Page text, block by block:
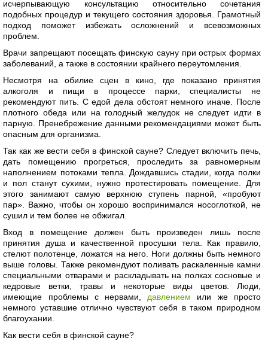
исчерпывающую консультацию относительно сочетания
подобных процедур и текущего состояния здоровья. Грамотный
подход поможет избежать осложнений и всевозможных
проблем.
Врачи запрещают посещать финскую сауну при острых формах
заболеваний, а также в состоянии крайнего переутомления.
Несмотря на обилие сцен в кино, где показано принятия
алкоголя и пищи в процессе парки, специалисты не
рекомендуют пить. С едой дела обстоят немного иначе. После
плотного обеда или на голодный желудок не следует идти в
парную. Пренебрежение данными рекомендациями может быть
опасным для организма.
Так как же вести себя в финской сауне? Следует включить печь,
дать помещению прогреться, проследить за равномерным
наполнением потоками тепла. Дождавшись стадии, когда полки
и пол станут сухими, нужно протестировать помещение. Для
этого занимают самую верхнюю ступень парной, «пробуют
пар». Важно, чтобы он хорошо воспринимался носоглоткой, не
сушил и тем более не обжигал.
Вход в помещение должен быть произведен лишь после
принятия душа и качественной просушки тела. Как правило,
стелют полотенце, ложатся на него. Ноги должны быть немного
выше головы. Также рекомендуют поливать раскаленные камни
специальными отварами и раскладывать на полках сосновые и
кедровые ветки, травы и некоторые виды цветов. Люди,
имеющие проблемы с нервами, давлением или же просто
немного уставшие отлично чувствуют себя в таком природном
благоухании.
Как вести себя в финской сауне?